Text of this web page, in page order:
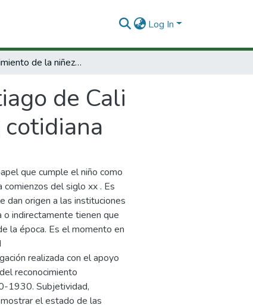
Log In
Reconocimiento de la niñez Santiago de Cali 1890-1930 instituciones, subjetividad y vida cotidiana
de Cali
que cumple el niño como
del siglo xx . Es
dan origen a las instituciones
o indirectamente tienen que
la época. Es el momento en
realizada con el apoyo
reconocimiento
1930. Subjetividad,
el estado de las